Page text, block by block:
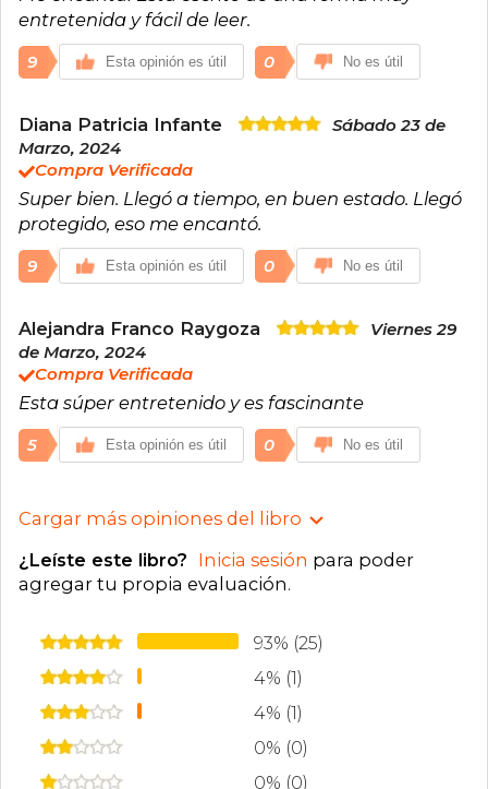
entretenida y fácil de leer.
9 Esta opinión es útil 0 No es útil
Diana Patricia Infante
Sábado 23 de
Marzo, 2024
Compra Verificada
Super bien. Llegó a tiempo, en buen estado. Llegó
protegido, eso me encantó.
9 Esta opinión es útil 0 No es útil
Alejandra Franco Raygoza
Viernes 29
de Marzo, 2024
Compra Verificada
Esta súper entretenido y es fascinante
5 Esta opinión es útil 0 No es útil
Cargar más opiniones del libro
¿Leíste este libro? Inicia sesión para poder
agregar tu propia evaluación.
93% (25)
4% (1)
4% (1)
0% (0)
0% (0)